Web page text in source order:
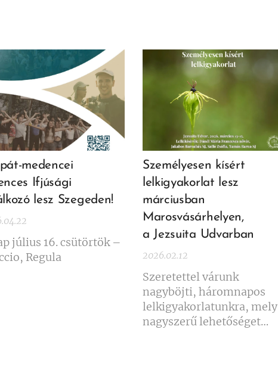
medencei
Ifjúsági
lesz Szegeden!
július 16. csütörtök –
Regula
Személyesen kísért
lelkigyakorlat lesz
márciusban
Marosvásárhelyen,
a Jezsuita Udvarban
2026.02.12
Szeretettel várunk
nagyböjti, háromnapos
lelkigyakorlatunkra, mely
nagyszerű lehetőséget